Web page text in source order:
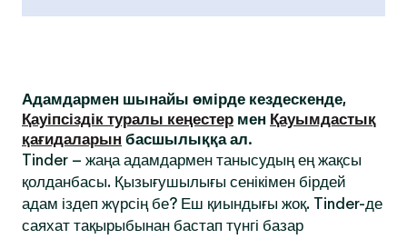
Адамдармен шынайы өмірде кездескенде,
Қауіпсіздік туралы кеңестер мен Қауымдастық
қағидаларын басшылыққа ал.
Tinder – жаңа адамдармен танысудың ең жақсы
қолданбасы. Қызығушылығы сенікімен бірдей
адам іздеп жүрсің бе? Еш қиындығы жоқ. Tinder-де
саяхат тақырыбынан бастап түнгі базар